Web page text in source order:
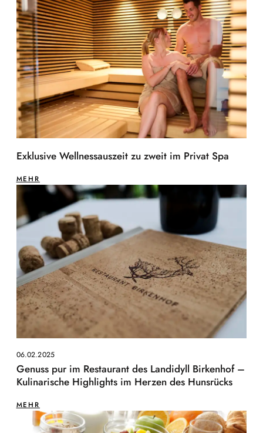
Exklusive Wellnessauszeit zu zweit im Privat Spa
MEHR
06.02.2025
Genuss pur im Restaurant des Landidyll Birkenhof –
Kulinarische Highlights im Herzen des Hunsrücks
MEHR